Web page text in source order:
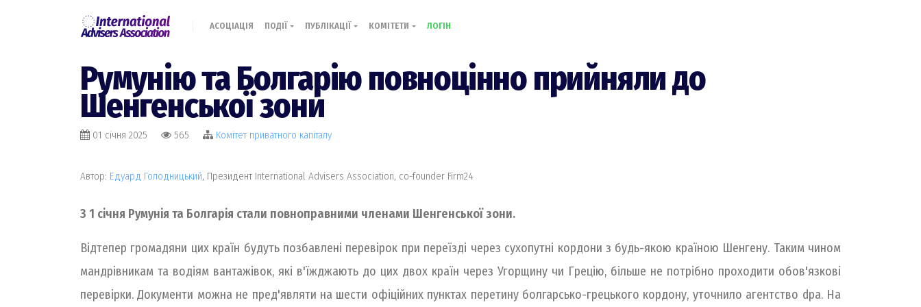
АСОЦІАЦІЯ ПОДІЇ ПУБЛІКАЦІЇ КОМІТЕТИ ЛОГІН
Румунію та Болгарію повноцінно прийняли до
Шенгенської зони
01 січня 2025 565 Комiтет приватного капіталу
Автор: Едуард Голодницький, Президент International Advisers Association, co-founder Firm24
З 1 січня Румунія та Болгарія стали повноправними членами Шенгенської зони.
Відтепер громадяни цих країн будуть позбавлені перевірок при переїзді через сухопутні кордони з будь-якою країною Шенгену. Таким чином
мандрівникам та водіям вантажівок, які в'їжджають до цих двох країн через Угорщину чи Грецію, більше не потрібно проходити обов'язкові
перевірки. Документи можна не пред'являти на шести офіційних пунктах перетину болгарсько-грецького кордону, уточнило агентство dpa. На